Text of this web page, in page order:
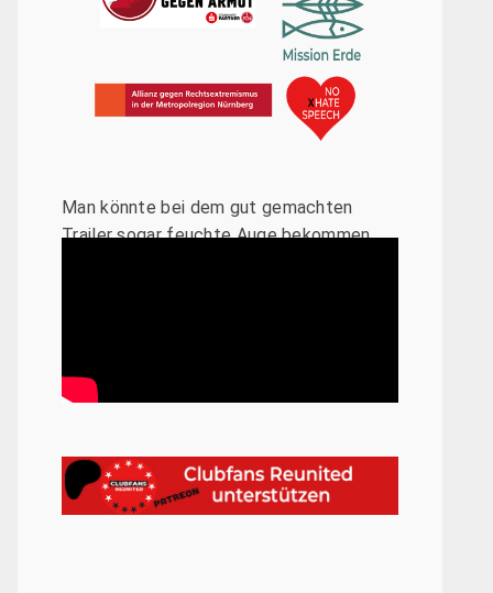
Man könnte bei dem gut gemachten
Trailer sogar feuchte Auge bekommen.